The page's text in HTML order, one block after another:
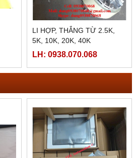
LI HỢP, THẮNG TỪ 2.5K,
5K, 10K, 20K, 40K
LH: 0938.070.068